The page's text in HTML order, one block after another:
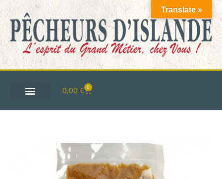
0,00 € 0
Translate »